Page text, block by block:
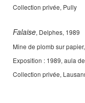
Collection privée, Pully
Falaise, Delphes, 1989
Mine de plomb sur
Exposition : 1989, aula
Collection privée,